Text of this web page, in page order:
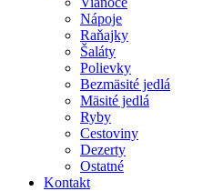
Nápoje
Raňajky
Šaláty
Polievky
Bezmäsité jedlá
Mäsité jedlá
Ryby
Cestoviny
Dezerty
Ostatné
Kontakt